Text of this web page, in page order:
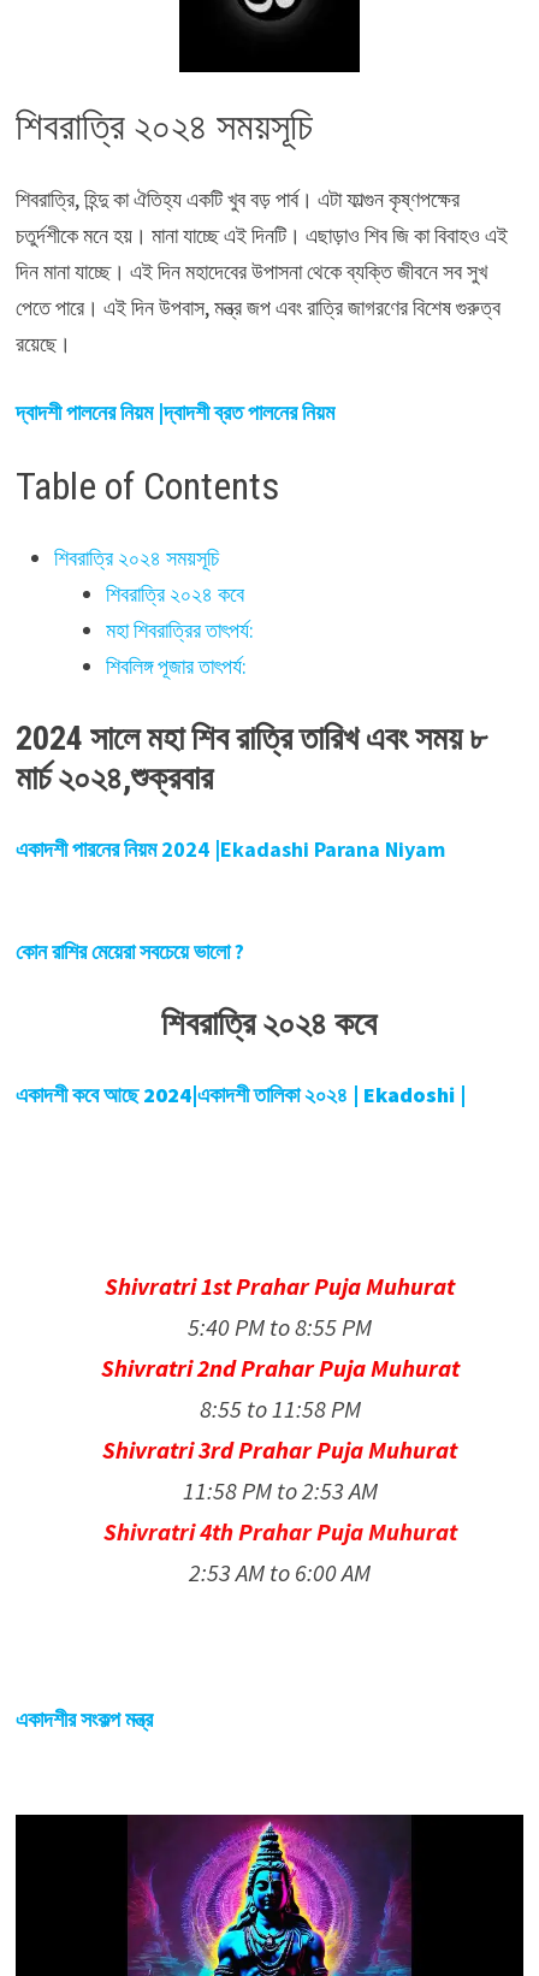
শিবরাত্রি ২০২৪ সময়সূচি
শিবরাত্রি, হিন্দু কা ঐতিহ্য একটি খুব বড় পার্ব। এটা ফাল্গুন কৃষ্ণপক্ষের
চতুর্দশীকে মনে হয়। মানা যাচ্ছে এই দিনটি। এছাড়াও শিব জি কা বিবাহও এই
দিন মানা যাচ্ছে। এই দিন মহাদেবের উপাসনা থেকে ব্যক্তি জীবনে সব সুখ
পেতে পারে। এই দিন উপবাস, মন্ত্র জপ এবং রাত্রি জাগরণের বিশেষ গুরুত্ব
রয়েছে।
দ্বাদশী পালনের নিয়ম |দ্বাদশী ব্রত পালনের নিয়ম
Table of Contents
শিবরাত্রি ২০২৪ সময়সূচি
শিবরাত্রি ২০২৪ কবে
মহা শিবরাত্রির তাৎপর্য:
শিবলিঙ্গ পূজার তাৎপর্য:
2024 সালে মহা শিব রাত্রি তারিখ এবং সময় ৮
মার্চ ২০২৪,শুক্রবার
একাদশী পারনের নিয়ম 2024 |Ekadashi Parana Niyam
কোন রাশির মেয়েরা সবচেয়ে ভালো ?
শিবরাত্রি ২০২৪ কবে
একাদশী কবে আছে 2024|একাদশী তালিকা ২০২৪ | Ekadoshi |
Shivratri 1st Prahar Puja Muhurat
5:40 PM to 8:55 PM
Shivratri 2nd Prahar Puja Muhurat
8:55 to 11:58 PM
Shivratri 3rd Prahar Puja Muhurat
11:58 PM to 2:53 AM
Shivratri 4th Prahar Puja Muhurat
2:53 AM to 6:00 AM
একাদশীর সংকল্প মন্ত্র